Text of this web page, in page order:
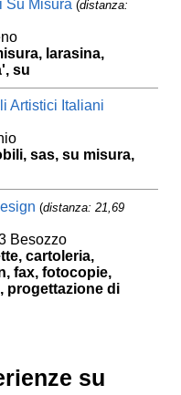
Su Misura (distanza:
larasina,
su
Artistici Italiani
sas, su misura,
(distanza: 21,69
Besozzo
cartoleria,
fax, fotocopie,
progettazione di
su